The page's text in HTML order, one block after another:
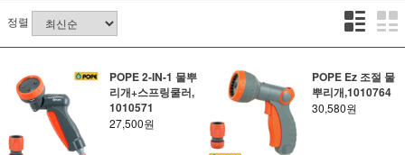
정렬
POPE 2-IN-1 물뿌
리개+스프링쿨러,
1010571
27,500원
POPE Ez 조절 물
뿌리개,1010764
30,580원